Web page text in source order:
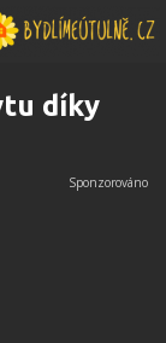
díky